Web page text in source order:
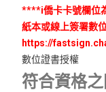
****i僑卡卡號欄位
紙本或線上簽署數
https://
數位證書授權
符合資格